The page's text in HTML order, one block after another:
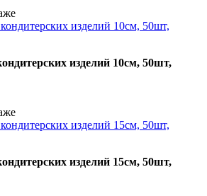
изделий 10см, 50шт,
изделий 15см, 50шт,